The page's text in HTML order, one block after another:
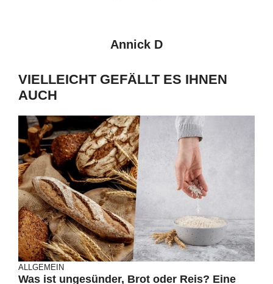
Annick D
VIELLEICHT GEFÄLLT ES IHNEN
AUCH
ALLGEMEIN
Was ist ungesünder, Brot oder Reis? Eine